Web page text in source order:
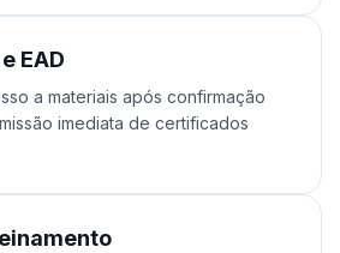
EAD
a materiais após confirmação
imediata de certificados